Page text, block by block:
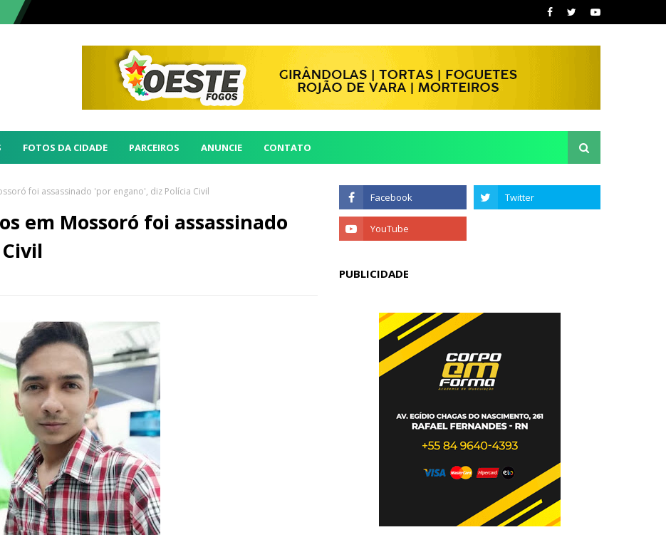
FOTOS DA CIDADE PARCEIROS ANUNCIE CONTATO
foi assassinado 'por engano', diz Polícia Civil
em Mossoró foi assassinado
PUBLICIDADE